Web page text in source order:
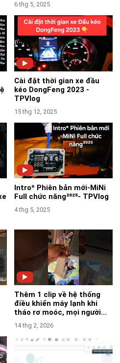
6 thg 5, 2025
Cài đặt thời gian xe đầu
kéo DongFeng 2023 -
TPVlog
15 thg 12, 2025
Intro* Phiên bản mới-MiNi
Full chức năng²⁰²⁵- TPVlog
4 thg 5, 2025
Thêm 1 clip về hệ thống
điều khiển máy lạnh khi
tháo rơ moóc, mọi người
tham khảo nha-TPVlog
14 thg 2, 2026